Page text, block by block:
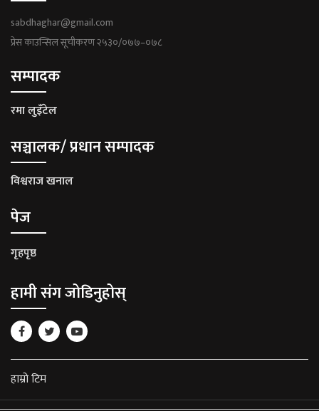
sabdhaghar@gmail.com
प्रेस काउन्सिल सूचीकरण २५३०/०७७–०७८
सम्पादक
रमा लुइँटेल
सञ्चालक/ प्रधान सम्पादक
विश्वराज खनाल
पेज
गृहपृष्ठ
हामी संग जोडिनुहोस्
हाम्रो टिम